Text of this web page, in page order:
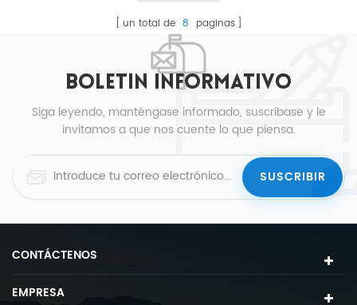
un total de 8 paginas
BOLETIN INFORMATIVO
Siga leyendo, manténgase informado, suscríbase y le
invitamos a que nos cuente lo que piensa.
CONTÁCTENOS
EMPRESA